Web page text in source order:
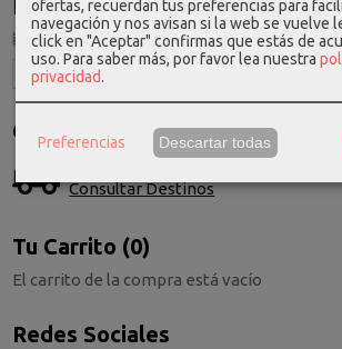
Idioma
Costes de Envío
Consultar Destinos
Tu Carrito (0)
El carrito de la compra está vacío
Redes Sociales
ofertas, recuerdan tus preferencias para
navegación y nos avisan si la web se vuelve
click en "Aceptar" confirmas que estás de
uso. Para saber más, por favor lea nuestra
privacidad.
Preferencias Descartar todas